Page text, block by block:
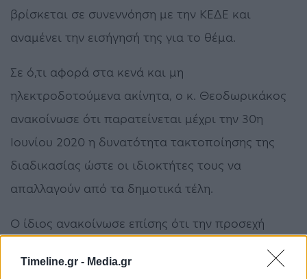
Timeline.gr - Media.gr
βρίσκεται σε συνεννόηση με την ΚΕΔΕ και
αναμένει την εισήγησή της για το θέμα.
Σε ό,τι αφορά στα κενά και μη
ηλεκτροδοτούμενα ακίνητα, ο κ. Θεοδωρικάκος
ανακοίνωσε ότι παρατείνεται μέχρι την 30η
Ιουνίου 2020 η δυνατότητα τακτοποίησης της
διαδικασίας ώστε οι ιδιοκτήτες τους να
απαλλαγούν από τα δημοτικά τέλη.
Ο ίδιος ανακοίνωσε επίσης ότι την προσεχή
Παρασκευή θα κατατεθεί η νομοθετική ρύθμιση
που θα δίνει το δικαίωμα στην ΕΕΤΑΑ να